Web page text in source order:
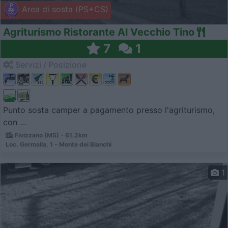
Area di sosta (PS+CS)
Agriturismo Ristorante Al Vecchio Tino
7 1
Punto sosta camper a pagamento presso l'agriturismo,
con ...
Fivizzano (MS) - 61.2km
Loc. Germalla, 1 - Monte dei Bianchi
1